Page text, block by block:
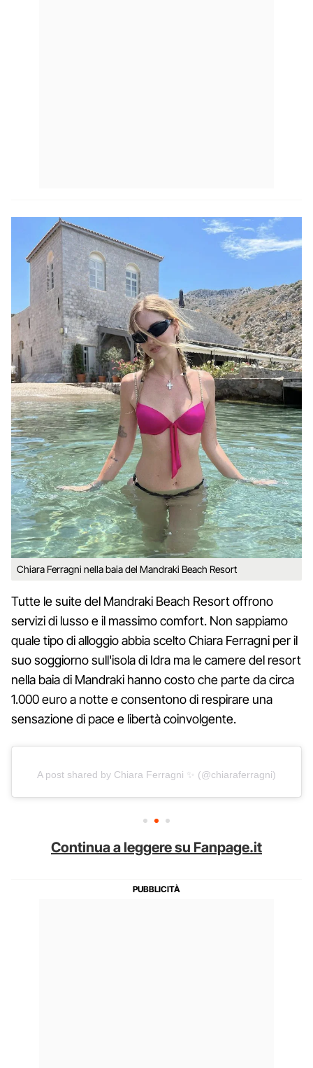
Chiara Ferragni nella baia del Mandraki Beach Resort
Tutte le suite del Mandraki Beach Resort offrono
servizi di lusso e il massimo comfort. Non sappiamo
quale tipo di alloggio abbia scelto Chiara Ferragni per il
suo soggiorno sull'isola di Idra ma le camere del resort
nella baia di Mandraki hanno costo che parte da circa
1.000 euro a notte e consentono di respirare una
sensazione di pace e libertà coinvolgente.
A post shared by Chiara Ferragni ✨ (@chiaraferragni)
Continua a leggere su Fanpage.it